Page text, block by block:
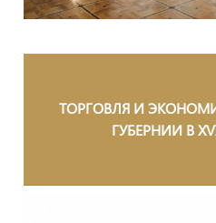
ТОРГОВЛЯ И
ГУБЕРНИИ В